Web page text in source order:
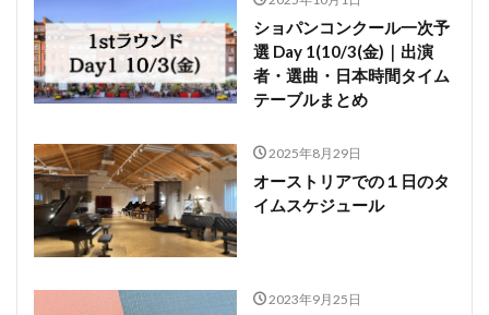
ショパンコンクール一次予
選 Day 1(10/3(金)｜出演
者・選曲・日本時間タイム
テーブルまとめ
2025年8月29日
オーストリアでの１日のタ
イムスケジュール
2023年9月25日